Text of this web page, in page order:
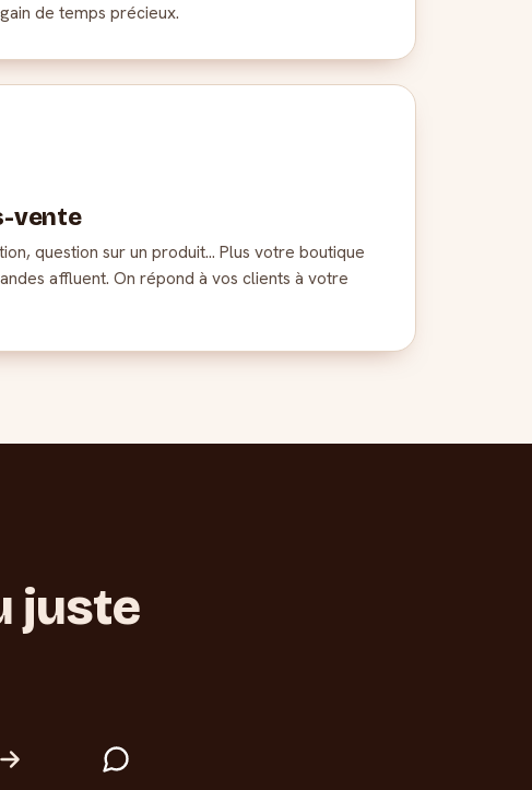
de temps précieux.
vente
question sur un produit… Plus votre boutique
affluent. On répond à vos clients à votre
juste